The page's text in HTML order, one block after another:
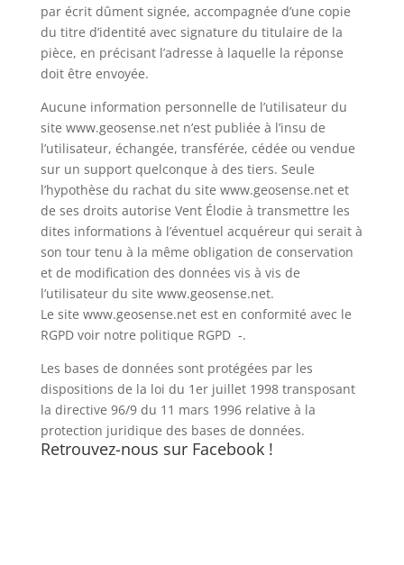
par écrit dûment signée, accompagnée d’une copie
du titre d’identité avec signature du titulaire de la
pièce, en précisant l’adresse à laquelle la réponse
doit être envoyée.
Aucune information personnelle de l’utilisateur du
site www.geosense.net n’est publiée à l’insu de
l’utilisateur, échangée, transférée, cédée ou vendue
sur un support quelconque à des tiers. Seule
l’hypothèse du rachat du site www.geosense.net et
de ses droits autorise Vent Élodie à transmettre les
dites informations à l’éventuel acquéreur qui serait à
son tour tenu à la même obligation de conservation
et de modification des données vis à vis de
l’utilisateur du site www.geosense.net.
Le site www.geosense.net est en conformité avec le
RGPD voir notre politique RGPD -.
Les bases de données sont protégées par les
dispositions de la loi du 1er juillet 1998 transposant
la directive 96/9 du 11 mars 1996 relative à la
protection juridique des bases de données.
Retrouvez-nous sur Facebook !